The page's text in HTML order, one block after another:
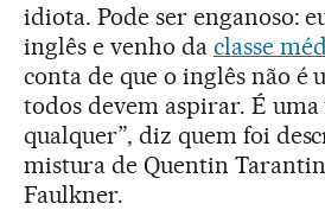
idiota. Pode ser enganoso:
inglês e venho da classe
conta de que o inglês não é
todos devem aspirar. É
qualquer”, diz quem foi
mistura de Quentin
Faulkner.